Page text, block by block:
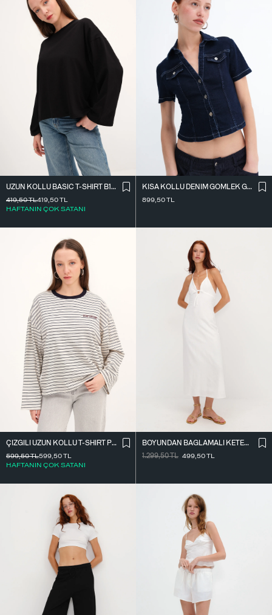
UZUN KOLLU BASIC T-SHIRT B10571
419,50TL
HAFTANIN ÇOK SATANI
419,50TL
KISA KOLLU DENIM GÖMLEK G17600
899,50TL
ÇIZGILI UZUN KOLLU T-SHIRT P10522
599,50TL
HAFTANIN ÇOK SATANI
599,50TL
BOYUNDAN BAĞLAMALI KETEN KARIŞIMLI ELBISE E17497
1.299,50TL 499,50TL